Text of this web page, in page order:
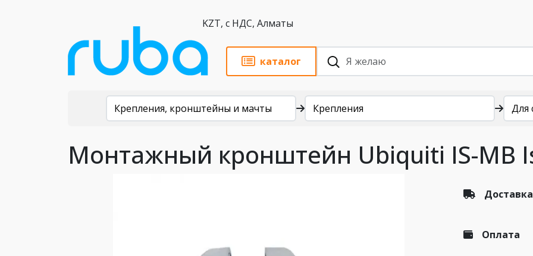
KZT, с НДС, Алматы
каталог
Каталог
Крепления, кронштейны и мачты Крепления Для
Монтажный кронштейн Ubiquiti IS-MB
Доставка
Оплата